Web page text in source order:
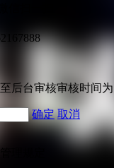
后台审核审核时间
确定 取消
理规定